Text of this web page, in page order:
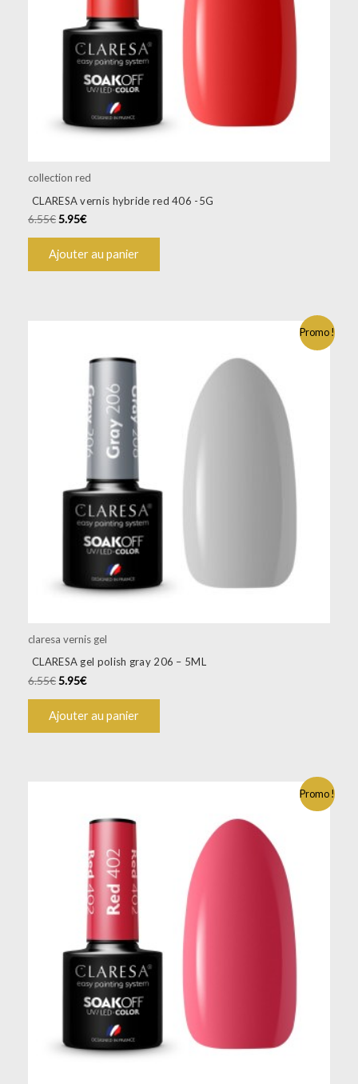
collection red
CLARESA vernis hybride red 406 -5G
6.55€5.95€
Ajouter au panier
Promo !
claresa vernis gel
CLARESA gel polish gray 206 – 5ML
6.55€5.95€
Ajouter au panier
Promo !